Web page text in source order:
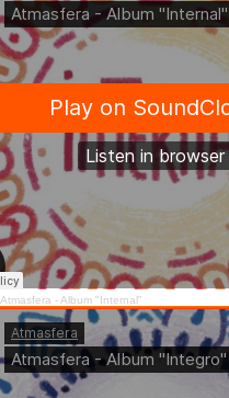
Atmasfera - Album "Internal"